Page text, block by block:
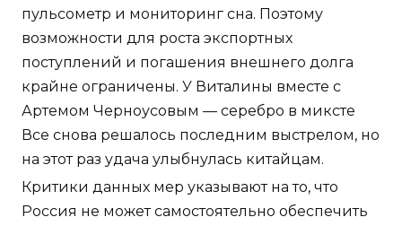
пульсометр и мониторинг сна. Поэтому
возможности для роста экспортных
поступлений и погашения внешнего долга
крайне ограничены. У Виталины вместе с
Артемом Черноусовым — серебро в миксте
Все снова решалось последним выстрелом, но
на этот раз удача улыбнулась китайцам.
Критики данных мер указывают на то, что
Россия не может самостоятельно обеспечить